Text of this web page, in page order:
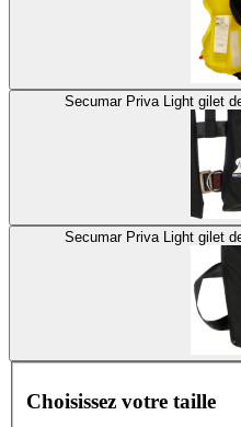
Choisissez votre taille